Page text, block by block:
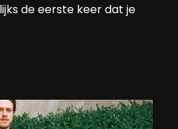
de eerste keer dat je